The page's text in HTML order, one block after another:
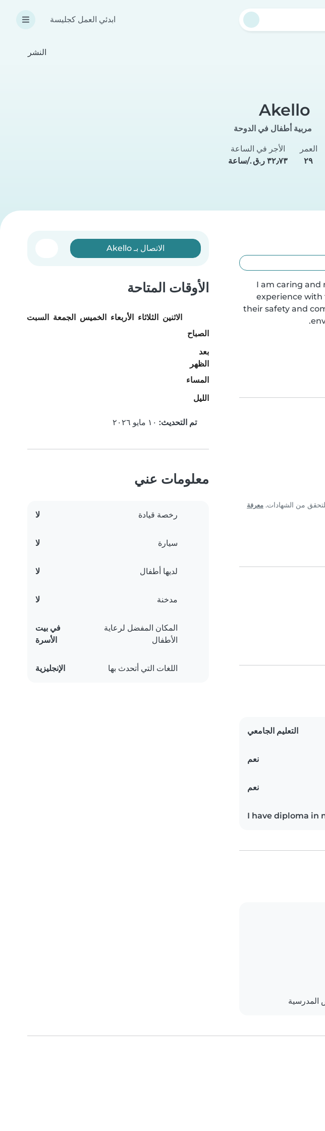
ابدئي العمل كجليسة
النشر
Akello
مربية أطفال في الدوحة
العمر
٢٩
الأجر في الساعة
‏٣٢٫٧٣ ر.ق.‏/ساعة
I am caring and
experience
their safety and
معرفة
الاتصال بـ Akello
الأوقات المتاحة
الاثنين الثلاثاء الأربعاء الخميس الجمعة السبت
الصباح
بعد
الظهر
المساء
الليل
تم التحديث:
معلومات عني
رخصة قيادة لا
سيارة لا
لديها أطفال لا
مدخنة لا
المكان المفضل لرعاية
الأطفال
في بيت
الأسرة
اللغات التي أتحدث بها الإنجليزية
التعليم الجامعي
نعم
نعم
I have diploma in
المدرسية